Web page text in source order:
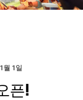
월 1일
픈!